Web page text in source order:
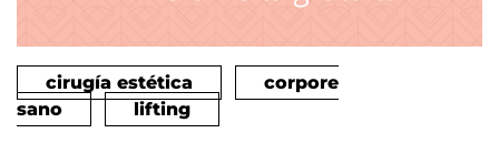
cirugía estética
corpore
sano
lifting